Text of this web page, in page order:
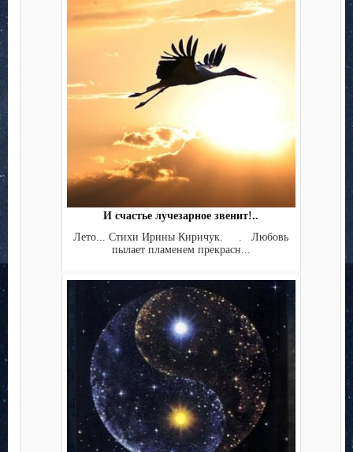
И счастье лучезарное звенит!..
Лето... Стихи Ирины Киричук. . Любовь
пылает пламенем прекрасн...